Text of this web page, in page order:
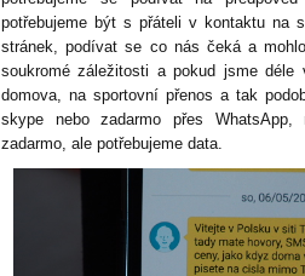
potřebujeme být s přáteli v kontaktu na
stránek, podívat se co nás čeká a
soukromé záležitosti a pokud jsme
domova, na sportovní přenos a tak
skype nebo zadarmo přes
zadarmo, ale potřebujeme data.